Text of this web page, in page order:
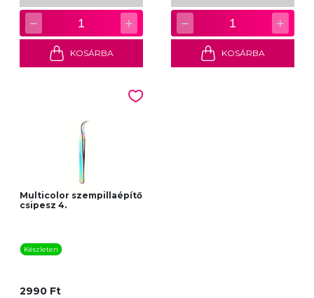
− 1 +
KOSÁRBA
− 1 +
KOSÁRBA
Multicolor szempillaépítő
csipesz 4.
Készleten
2990 Ft